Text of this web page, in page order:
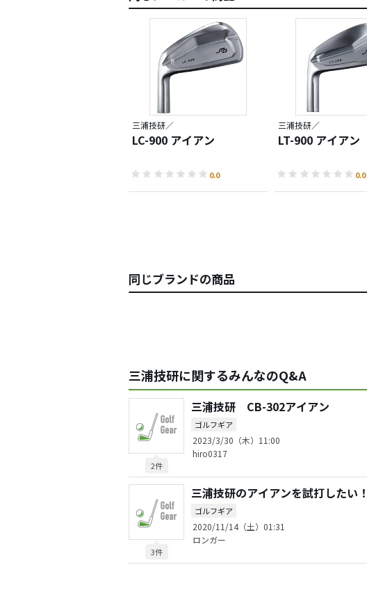
三浦技研／
LC-900 アイアン
0.0
三浦技研／
LT-900 アイアン
0.0
同じブランドの商品
三浦技研に関するみんなのQ&A
2件
三浦技研 CB-302アイアン
ゴルフギア
2023/3/30（木）11:00
hiro0317
3件
三浦技研のアイアンを試打したい！
ゴルフギア
2020/11/14（土）01:31
ロンガー